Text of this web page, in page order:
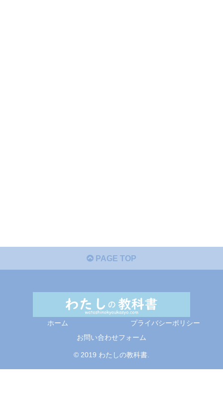
PAGE TOP
ホーム
プライバシーポリシー
お問い合わせフォーム
© 2019 わたしの教科書.